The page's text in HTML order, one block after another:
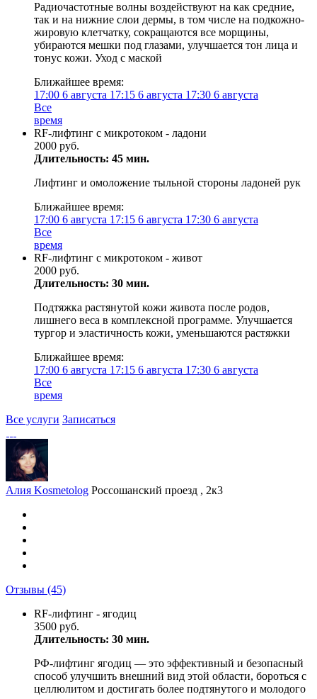
Радиочастотные волны воздействуют на как средние,
так и на нижние слои дермы, в том числе на подкожно-
жировую клетчатку, сокращаются все морщины,
убираются мешки под глазами, улучшается тон лица и
тонус кожи. Уход с маской
Ближайшее время:
17:00 6 августа 17:15 6 августа 17:30 6 августа
Все
время
RF-лифтинг с микротоком - ладони
2000 руб.
Длительность: 45 мин.
Лифтинг и омоложение тыльной стороны ладоней рук
Ближайшее время:
17:00 6 августа 17:15 6 августа 17:30 6 августа
Все
время
RF-лифтинг с микротоком - живот
2000 руб.
Длительность: 30 мин.
Подтяжка растянутой кожи живота после родов,
лишнего веса в комплексной программе. Улучшается
тургор и эластичность кожи, уменьшаются растяжки
Ближайшее время:
17:00 6 августа 17:15 6 августа 17:30 6 августа
Все
время
Все услуги Записаться
Алия Kosmetolog Россошанский проезд , 2к3
Отзывы (45)
RF-лифтинг - ягодиц
3500 руб.
Длительность: 30 мин.
РФ-лифтинг ягодиц — это эффективный и безопасный
способ улучшить внешний вид этой области, бороться с
целлюлитом и достигать более подтянутого и молодого